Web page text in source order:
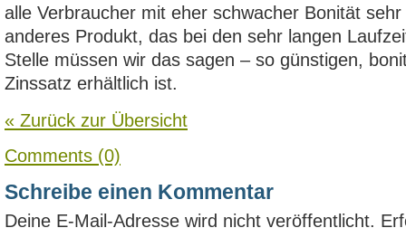
alle Verbraucher mit eher schwacher Bonität
anderes Produkt, das bei den sehr langen
Stelle müssen wir das sagen – so günstigen,
Zinssatz erhältlich ist.
« Zurück zur Übersicht
Comments (0)
Schreibe einen Kommentar
Deine E-Mail-Adresse wird nicht veröffentlicht.